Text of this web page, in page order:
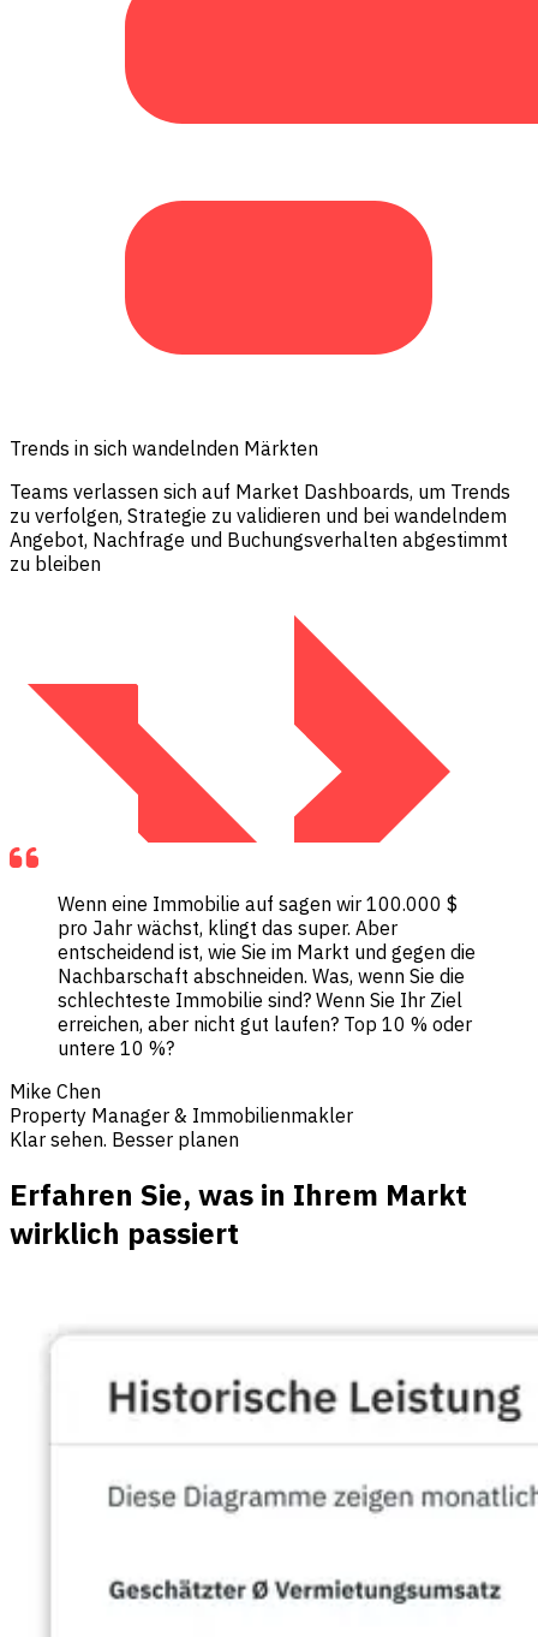
Trends in sich wandelnden Märkten
Teams verlassen sich auf Market Dashboards, um Trends
zu verfolgen, Strategie zu validieren und bei wandelndem
Angebot, Nachfrage und Buchungsverhalten abgestimmt
zu bleiben
Wenn eine Immobilie auf sagen wir 100.000 $
pro Jahr wächst, klingt das super. Aber
entscheidend ist, wie Sie im Markt und gegen die
Nachbarschaft abschneiden. Was, wenn Sie die
schlechteste Immobilie sind? Wenn Sie Ihr Ziel
erreichen, aber nicht gut laufen? Top 10 % oder
untere 10 %?
Mike Chen
Property Manager & Immobilienmakler
Klar sehen. Besser planen
Erfahren Sie, was in Ihrem Markt
wirklich passiert